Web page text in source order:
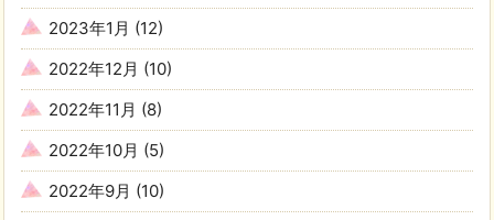
2023年1月 (12)
2022年12月 (10)
2022年11月 (8)
2022年10月 (5)
2022年9月 (10)